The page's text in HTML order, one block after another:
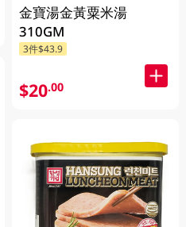
金寶湯金黃粟米湯
310GM
3件$43.9
$20.00